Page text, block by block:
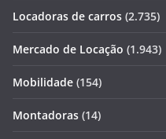
Locadoras de carros (2.735)
Mercado de Locação (1.943)
Mobilidade (154)
Montadoras (14)